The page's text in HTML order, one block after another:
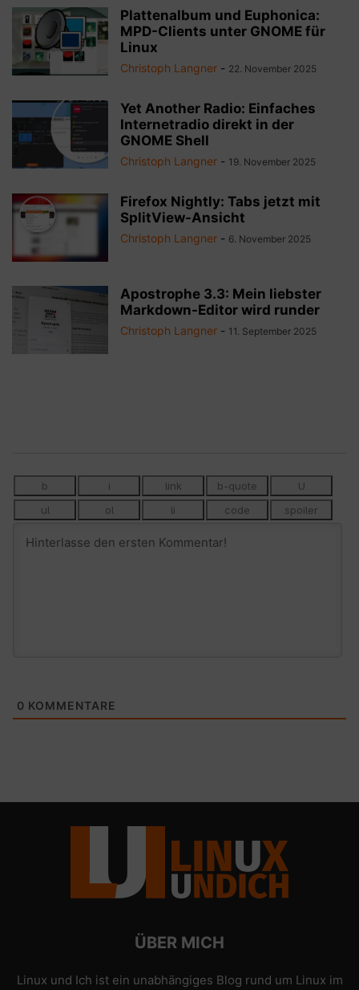
Plattenalbum und Euphonica:
MPD-Clients unter GNOME für
Linux
Christoph Langner - 22. November 2025
Yet Another Radio: Einfaches
Internetradio direkt in der
GNOME Shell
Christoph Langner - 19. November 2025
Firefox Nightly: Tabs jetzt mit
SplitView-Ansicht
Christoph Langner - 6. November 2025
Apostrophe 3.3: Mein liebster
Markdown-Editor wird runder
Christoph Langner - 11. September 2025
0 KOMMENTARE
ÜBER MICH
Linux und Ich ist ein unabhängiges Blog rund um Linux im